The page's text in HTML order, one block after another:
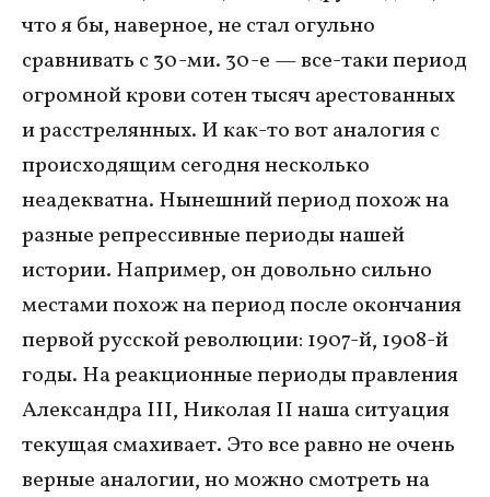
что я бы, наверное, не стал огульно
сравнивать с 30-ми. 30-е — все-таки период
огромной крови сотен тысяч арестованных
и расстрелянных. И как-то вот аналогия с
происходящим сегодня несколько
неадекватна. Нынешний период похож на
разные репрессивные периоды нашей
истории. Например, он довольно сильно
местами похож на период после окончания
первой русской революции: 1907-й, 1908-й
годы. На реакционные периоды правления
Александра III, Николая II наша ситуация
текущая смахивает. Это все равно не очень
верные аналогии, но можно смотреть на